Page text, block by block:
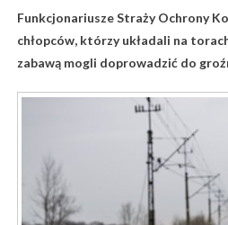
Funkcjonariusze Straży Ochrony
chłopców, którzy układali na
zabawą mogli doprowadzić do